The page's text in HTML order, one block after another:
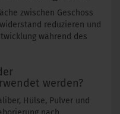
zwischen Geschoss
reduzieren und
während des
werden?
Hülse, Pulver und